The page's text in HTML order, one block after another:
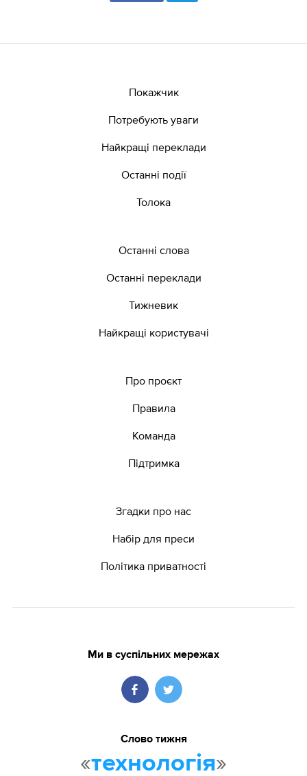
Покажчик
Потребують уваги
Найкращі переклади
Останні події
Толока
Останні слова
Останні переклади
Тижневик
Найкращі користувачі
Про проєкт
Правила
Команда
Підтримка
Згадки про нас
Набір для преси
Політика приватності
Ми в суспільних мережах
Слово тижня
«технологія»